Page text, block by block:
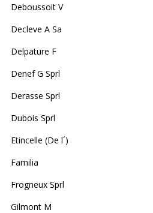
Deboussoit V
Decleve A Sa
Delpature F
Denef G Sprl
Derasse Sprl
Dubois Sprl
Etincelle (De l´)
Familia
Frogneux Sprl
Gilmont M